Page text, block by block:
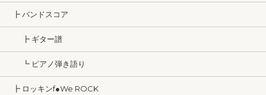
┣ バンドスコア
┣ ギター譜
┗ ピアノ弾き語り
┣ ロッキンf●We ROCK